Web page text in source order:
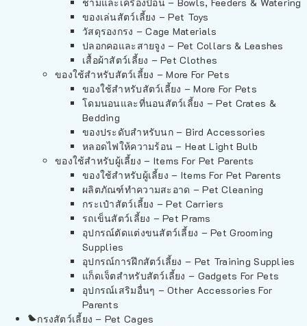
ของเล่นสัตว์เลี้ยง – Pet Toys
วัสดุรองกรง – Cage Materials
ปลอกคอและสายจูง – Pet Collars & Leashes
เสื้อผ้าสัตว์เลี้ยง – Pet Clothes
ของใช้สำหรับสัตว์เลี้ยง – More For Pets
ของใช้สำหรับสัตว์เลี้ยง – More For Pets
โดมนอนและที่นอนสัตว์เลี้ยง – Pet Crates &
Bedding
ของประดับสำหรับนก – Bird Accessories
หลอดไฟให้ความร้อน – Heat Light Bulb
ของใช้สำหรับผู้เลี้ยง – Items For Pet Parents
ของใช้สำหรับผู้เลี้ยง – Items For Pet Parents
ผลิตภัณฑ์ทำความสะอาด – Pet Cleaning
กระเป๋าสัตว์เลี้ยง – Pet Carriers
รถเข็นสัตว์เลี้ยง – Pet Prams
อุปกรณ์ตัดแต่งขนสัตว์เลี้ยง – Pet Grooming
Supplies
อุปกรณ์การฝึกสัตว์เลี้ยง – Pet Training Supplies
แก็ดเจ็ตสำหรับสัตว์เลี้ยง – Gadgets For Pets
อุปกรณ์เสริมอื่นๆ – Other Accessories For
Parents
กรงสัตว์เลี้ยง – Pet Cages